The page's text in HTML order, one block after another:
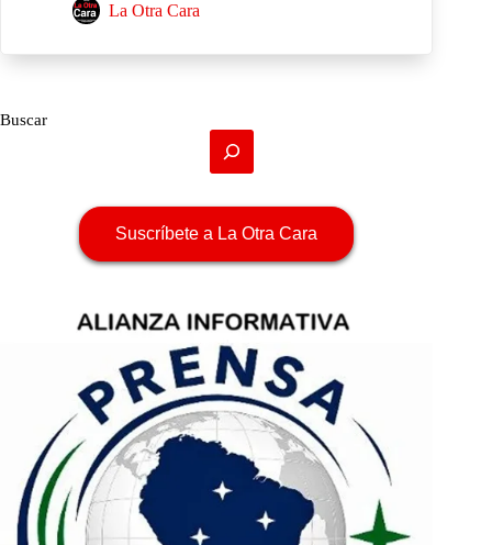
La Otra Cara
Buscar
Suscríbete a La Otra Cara